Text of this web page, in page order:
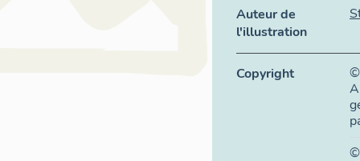
Auteur de
l'illustration
Copyright
©